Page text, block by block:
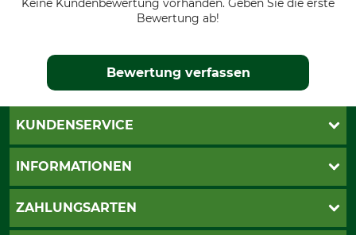
Keine Kundenbewertung vorhanden. Geben Sie die erste
Bewertung ab!
Bewertung verfassen
KUNDENSERVICE
Katalogbestellung
INFORMATIONEN
AGB
ZAHLUNGSARTEN